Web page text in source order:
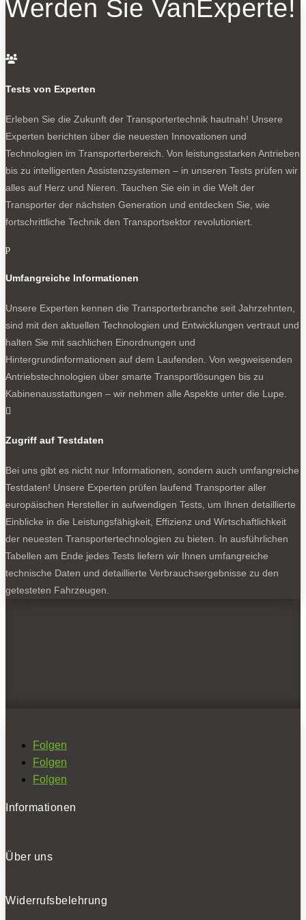
individualisieren. Da wäre das Open-Lounge-Paket mit
einem Büroschrank mit Notebook-Tisch zusammen. Das
Basismobdell ist der Fiat Ducato mit 103 kW (140 PS)
Leistung. Der günstige Forster Youngster passt für Junge,
Junggebliebene, für Sportler und Menschen mit einem
mobilen Arbeitsplatz. Und für alle ein kompakter
Forster Youngster: An Bord ist Platz für die Ausrüstung, im
Alles an Bord: Sitzgruppe, Küche, Bad und Bett, individuell
zusammengestellt.
Werden Sie VanExperte!

Tests von Experten
Erleben Sie die Zukunft der Transportertechnik hautnah! Unsere
Experten berichten über die neuesten Innovationen und
Technologien im Transporterbereich. Von leistungsstarken Antrieben
bis zu intelligenten Assistenzsystemen – in unseren Tests prüfen wir
alles auf Herz und Nieren. Tauchen Sie ein in die Welt der
Transporter der nächsten Generation und entdecken Sie, wie
fortschrittliche Technik den Transportsektor revolutioniert.
p
Umfangreiche Informationen
Unsere Experten kennen die Transporterbranche seit Jahrzehnten,
sind mit den aktuellen Technologien und Entwicklungen vertraut und
halten Sie mit sachlichen Einordnungen und
Hintergrundinformationen auf dem Laufenden. Von wegweisenden
Antriebstechnologien über smarte Transportlösungen bis zu
Kabinenausstattungen – wir nehmen alle Aspekte unter die Lupe.

Zugriff auf Testdaten
Bei uns gibt es nicht nur Informationen, sondern auch umfangreiche
Testdaten! Unsere Experten prüfen laufend Transporter aller
europäischen Hersteller in aufwendigen Tests, um Ihnen detaillierte
Einblicke in die Leistungsfähigkeit, Effizienz und Wirtschaftlichkeit
der neuesten Transportertechnologien zu bieten. In ausführlichen
Tabellen am Ende jedes Tests liefern wir Ihnen umfangreiche
technische Daten und detaillierte Verbrauchsergebnisse zu den
getesteten Fahrzeugen.
Folgen
Folgen
Folgen
Informationen
Über uns
Widerrufsbelehrung